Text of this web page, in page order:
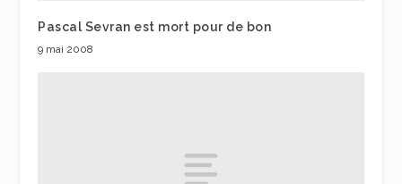
Pascal Sevran est mort pour de bon
9 mai 2008